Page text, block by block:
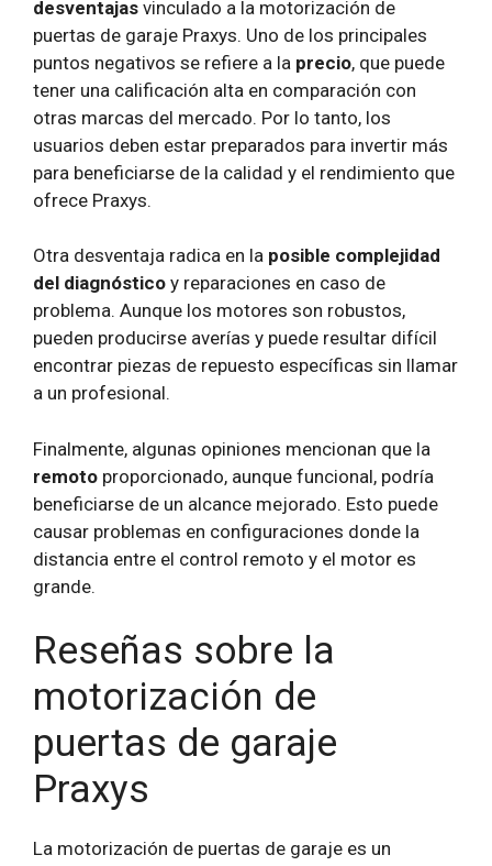
desventajas vinculado a la motorización de
puertas de garaje Praxys. Uno de los principales
puntos negativos se refiere a la precio, que puede
tener una calificación alta en comparación con
otras marcas del mercado. Por lo tanto, los
usuarios deben estar preparados para invertir más
para beneficiarse de la calidad y el rendimiento que
ofrece Praxys.
Otra desventaja radica en la posible complejidad
del diagnóstico y reparaciones en caso de
problema. Aunque los motores son robustos,
pueden producirse averías y puede resultar difícil
encontrar piezas de repuesto específicas sin llamar
a un profesional.
Finalmente, algunas opiniones mencionan que la
remoto proporcionado, aunque funcional, podría
beneficiarse de un alcance mejorado. Esto puede
causar problemas en configuraciones donde la
distancia entre el control remoto y el motor es
grande.
Reseñas sobre la
motorización de
puertas de garaje
Praxys
La motorización de puertas de garaje es un